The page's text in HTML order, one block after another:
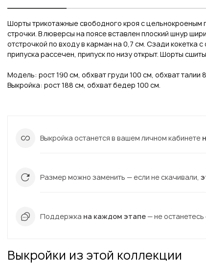
Шорты трикотажные свободного кроя с цельнокроеным
строчки. В люверсы на поясе вставлен плоский шнур
отстрочкой по входу в карман на 0,7 см. Сзади кокетка
припуска рассечен, припуск по низу открыт. Шорты
Модель: рост 190 см, обхват груди 100 см, обхват талии
Выкройка: рост 188 см, обхват бедер 100 см.
Вконтакте Инстаграм
Выкройка останется в вашем личном кабинете
Размер можно заменить — если не скачивали,
Поддержка на каждом этапе — не
Выкройки из этой коллекции